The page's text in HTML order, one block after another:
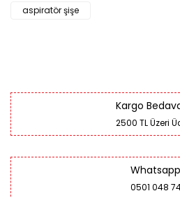
aspiratör şişe
Kargo
2500 TL Üzeri
0501 048